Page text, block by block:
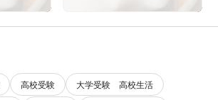
高校受験
大学受験 高校生活